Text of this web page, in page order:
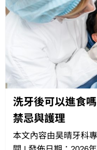
洗牙後可以進食
禁忌與護理
本文內容由昊晴牙科